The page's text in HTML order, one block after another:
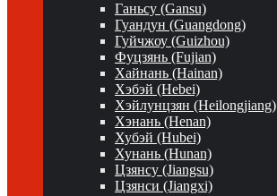
Ганьсу (Gansu)
Гуандун (Guangdong)
Гуйчжоу (Guizhou)
Фуцзянь (Fujian)
Хайнань (Hainan)
Хэбэй (Hebei)
Хэйлунцзян (Heilongjiang)
Хэнань (Henan)
Хубэй (Hubei)
Хунань (Hunan)
Цзянсу (Jiangsu)
Цзянси (Jiangxi)